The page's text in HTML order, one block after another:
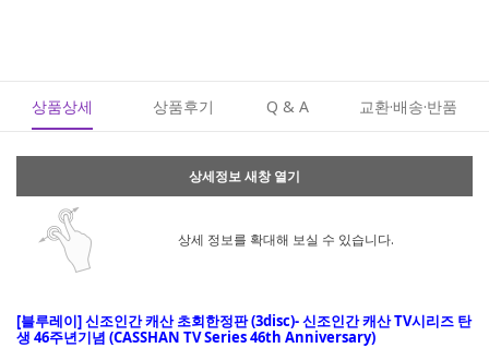
상품상세 상품후기 Q & A 교환·배송·반품
상세정보 새창 열기
상세 정보를 확대해 보실 수 있습니다.
[블루레이] 신조인간 캐산 초회한정판 (3disc)- 신조인간 캐산 TV시리즈 탄
생 46주년기념 (CASSHAN TV Series 46th Anniversary)